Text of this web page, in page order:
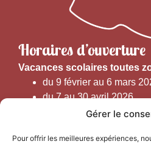
Gérer le
Pour offrir les meilleures expériences,
Horaires d’ouverture
Vacances scolaires toutes
du 9 février au 6 mars
du 7 au 30 avril 2026
du 1er juin au 30